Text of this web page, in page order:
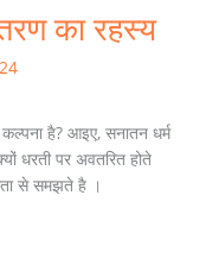
का रहस्य
है? आइए, सनातन धर्म
धरती पर अवतरित होते
से समझते है ।